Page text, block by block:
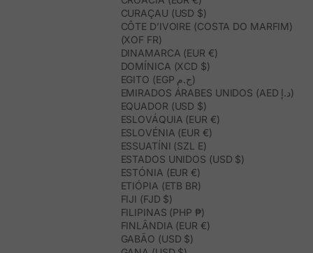
CURAÇAU (USD $)
CÔTE D’IVOIRE (COSTA DO MARFIM)
(XOF FR)
DINAMARCA (EUR €)
DOMÍNICA (XCD $)
EGITO (EGP ج.م)
EMIRADOS ÁRABES UNIDOS (AED د.إ)
EQUADOR (USD $)
ESLOVÁQUIA (EUR €)
ESLOVÉNIA (EUR €)
ESSUATÍNI (SZL E)
ESTADOS UNIDOS (USD $)
ESTÓNIA (EUR €)
ETIÓPIA (ETB BR)
FIJI (FJD $)
FILIPINAS (PHP ₱)
FINLÂNDIA (EUR €)
GABÃO (USD $)